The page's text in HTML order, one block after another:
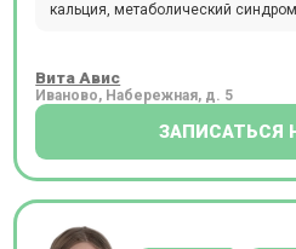
кальция, метаболический
Вита Авис
Иваново, Набережная, д. 5
ЗАПИСАТЬСЯ